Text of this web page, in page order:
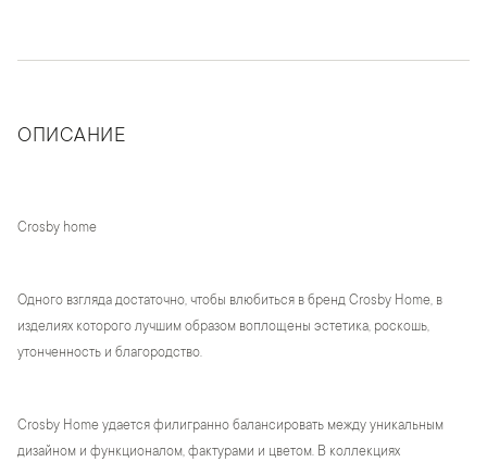
ОПИСАНИЕ
Crosby home
Одного взгляда достаточно, чтобы влюбиться в бренд Crosby Home, в
изделиях которого лучшим образом воплощены эстетика, роскошь,
утонченность и благородство.
Crosby Home удается филигранно балансировать между уникальным
дизайном и функционалом, фактурами и цветом. В коллекциях